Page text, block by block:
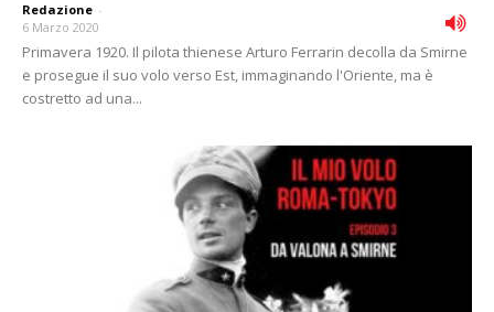
Redazione -
6 Marzo 2020
Primavera 1920. Il pilota thienese Arturo Ferrarin decolla da Smirne
e prosegue il suo volo verso Est, immaginando l'Oriente, ma è
costretto ad una...